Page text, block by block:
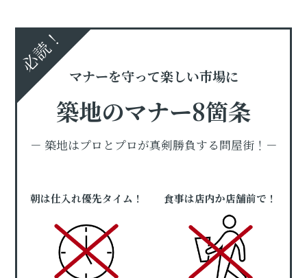
必読！
マナーを守って楽しい市場に
築地のマナー8箇条
－ 築地はプロとプロが真剣勝負する問屋街！－
朝は仕入れ優先タイム！ 食事は店内か店舗前で！